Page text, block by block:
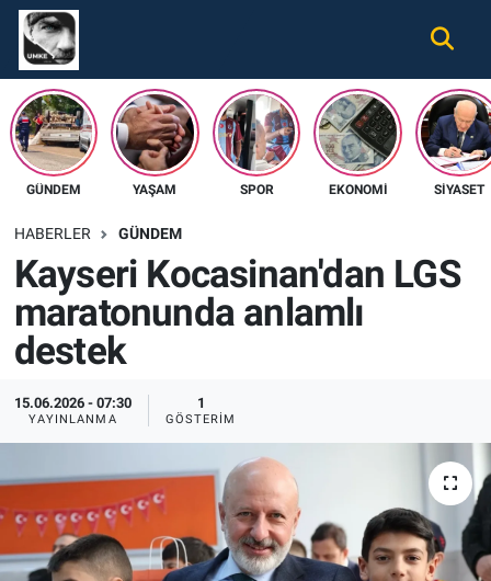
GÜNDEM YAŞAM SPOR EKONOMI SIYASET
HABERLER GÜNDEM
Kayseri Kocasinan'dan LGS
maratonunda anlamlı
destek
15.06.2026 - 07:30
YAYINLANMA
1
GÖSTERIM
Gündem
Ekonomi
Spor
Tüm Haberler
İletişim
Künye
Nöbetçi Eczaneler
Hava Durumu
Namaz Vakitleri
Süper Lig Puan Durumu ve Fikstür
Tüm Manşetler
Son Dakika Haberleri
Haber Arşivi